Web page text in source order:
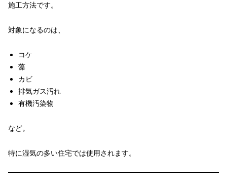
施工方法です。
対象になるのは、
コケ
藻
カビ
排気ガス汚れ
有機汚染物
など。
特に湿気の多い住宅では使用されます。